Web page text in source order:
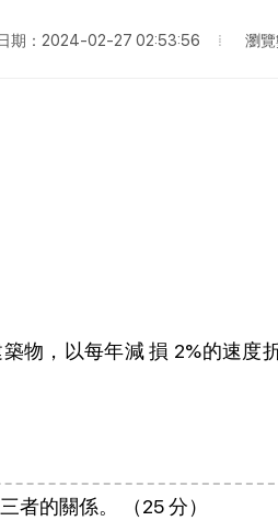
期：2024-02-27 02:53:56 瀏
物，以每年減 損 2%的速度
者的關係。 （25 分）